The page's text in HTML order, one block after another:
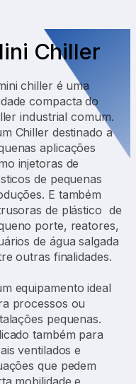
Chiller
chiller é uma
compacta do
industrial comum.
Chiller destinado a
aplicações
injetoras de
de pequenas
E também
de plástico de
porte, reatores,
de água salgada
outras finalidades.
equipamento ideal
processos ou
pequenas.
também para
ventilados e
que pedem